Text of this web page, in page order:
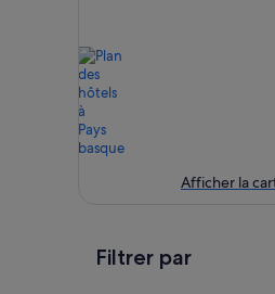
Afficher la
Filtrer par